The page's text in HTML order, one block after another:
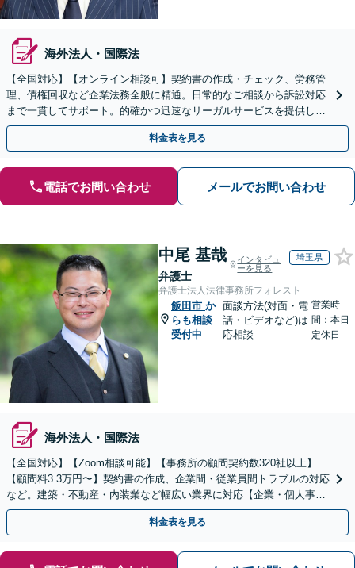
海外法人・国際法
【全国対応】【オンライン相談可】契約書の作成・チェック、労務管
理、債権回収など企業法務全般に精通。日常的なご相談から訴訟対応
まで一貫してサポート。的確かつ迅速なリーガルサービスを提供しま
す。【初回相談無料】【休日・夜間相談可】
料金表を見る
電話でお問い合わせ メールでお問い合わせ
中尾 基哉
弁護士
インタビュ
ーを見る
埼玉県
弁護士法人法律事務所フォレスト
飯田市 か
らも相談
受付中
面談方法(対面・電
話・ビデオなど)は
応相談
営業時
間：本日
定休日
海外法人・国際法
【全国対応】【Zoom相談可能】【事務所の顧問契約数320社以上】
【顧問料3.3万円〜】契約書の作成、企業間・従業員間トラブルの対応
など。建築・不動産・内装業など幅広い業界に対応【企業・個人事業
主の方初回面談無料】
料金表を見る